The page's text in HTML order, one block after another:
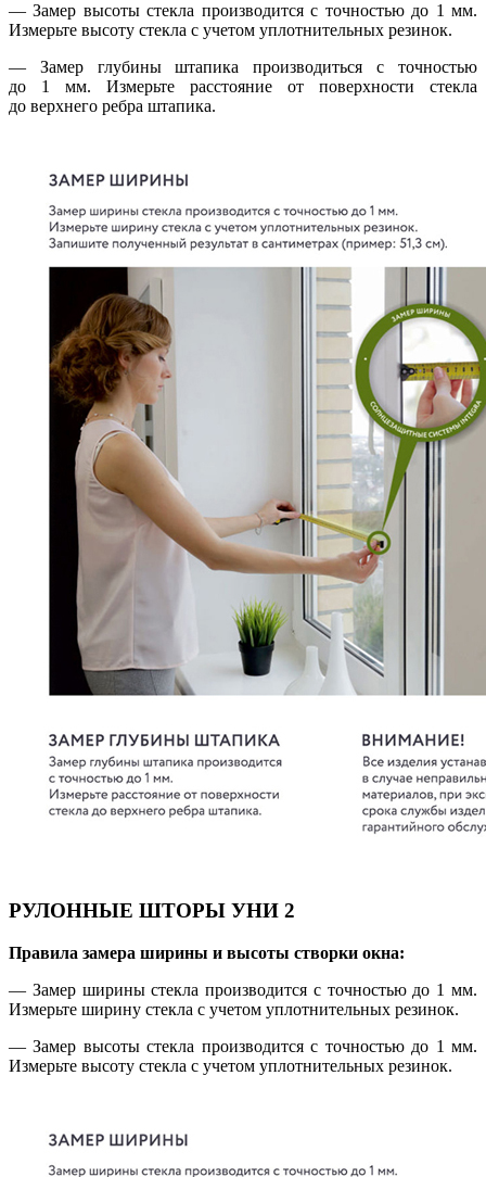
— Замер высоты стекла производится с точностью до 1 мм.
Измерьте высоту стекла с учетом уплотнительных резинок.
— Замер глубины штапика производиться с точностью
до 1 мм. Измерьте расстояние от поверхности стекла
до верхнего ребра штапика.
РУЛОННЫЕ ШТОРЫ УНИ 2
Правила замера ширины и высоты створки окна:
— Замер ширины стекла производится с точностью до 1 мм.
Измерьте ширину стекла с учетом уплотнительных резинок.
— Замер высоты стекла производится с точностью до 1 мм.
Измерьте высоту стекла с учетом уплотнительных резинок.